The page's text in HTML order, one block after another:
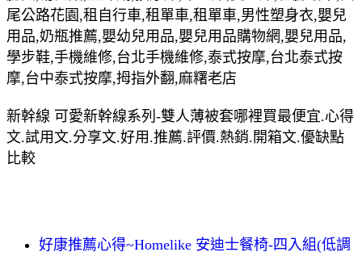
尾公路花園,租自行車,租單車,租單車,男性塑身衣,嬰兒
用品,奶瓶推薦,嬰幼兒用品,嬰兒用品購物網,嬰兒用品,
學步鞋,手機維修,台北手機維修,泰式按摩,台北泰式按
摩,台中泰式按摩,拇指外翻,麻糬老店
新幹線 可愛新幹線系列-雙人薄被套哪裡買最便宜.心得
文.試用文.分享文.好用.推薦.評價.熱銷.開箱文.優缺點
比較
好康推薦心得~Homelike 安迪士餐椅-四入組(低調